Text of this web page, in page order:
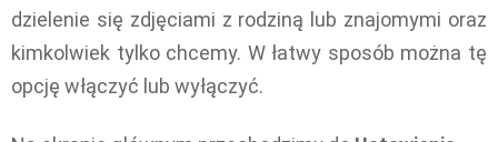
dzielenie się zdjęciami z rodziną lub znajomymi oraz
kimkolwiek tylko chcemy. W łatwy sposób można tę
opcję włączyć lub wyłączyć.